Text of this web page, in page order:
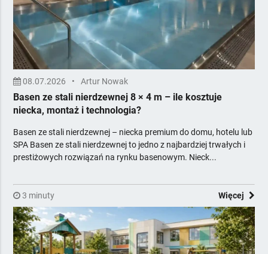
08.07.2026 • Artur Nowak
Basen ze stali nierdzewnej 8 × 4 m – ile kosztuje
niecka, montaż i technologia?
Basen ze stali nierdzewnej – niecka premium do domu, hotelu lub
SPA Basen ze stali nierdzewnej to jedno z najbardziej trwałych i
prestiżowych rozwiązań na rynku basenowym. Nieck...
3 minuty Więcej